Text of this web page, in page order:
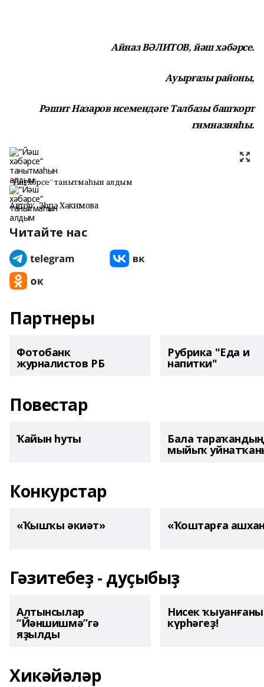
Айназ ВӘЛИТОВ, йәш хәбәрсе.
Ауырғазы районы,
Рәшит Назаров исемендәге Талбазы башҡорт
гимназияһы.
“Йәш хәбәрсе” танытмаһын алдым
Автор: Зөһрә Хәкимова
Читайте нас
Партнеры
Фотобанк
журналистов РБ
Рубрика "Еда и
напитки"
Повестар
Ҡайын һуты Бала тараҡандың
мыйыҡ
Конкурстар
«Ҡышҡы әкиәт» «Ҡоштарға
Гәзитебеҙ - дуҫыбыҙ
Алтынсылар
“Йәншишмә”гә
яҙылды
Нисек
күрһәгеҙ!
Хикәйәләр